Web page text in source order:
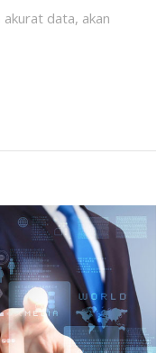
data, akan